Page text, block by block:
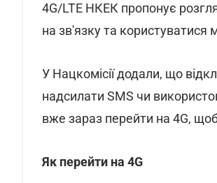
4G/LTE НКЕК пропонує
на зв'язку та
У Нацкомісії додали, що
надсилати SMS чи
вже зараз перейти на 4G,
Як перейти на 4G